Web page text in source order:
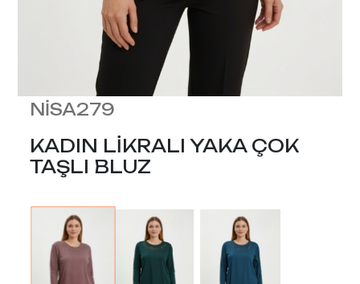
NİSA279
KADIN LİKRALI YAKA ÇOK
TAŞLI BLUZ